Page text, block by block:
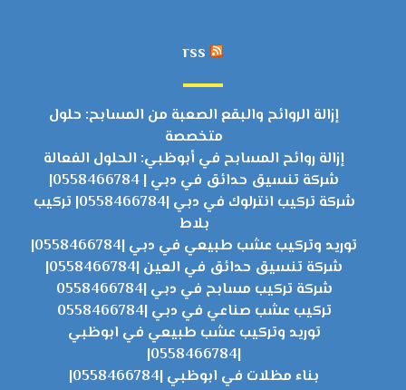
rss
إزالة الروائح والبقع الصعبة من المسابح: حلول
متخصصة
إزالة روائح المسابح في أبوظبي: الحلول الفعالة
شركة تنسيق حدائق في دبي | 0558466784|
شركة تركيب انترلوك في دبي |0558466784| تركيب
بلاط
توريد وتركيب عشب طبيعي في دبي |0558466784|
شركة تنسيق حدائق في العين |0558466784|
شركة تركيب مسابح في دبي |0558466784
تركيب عشب صناعي في دبي |0558466784
توريد وتركيب عشب طبيعي في ابوظبي
|0558466784|
بناء مظلات في ابوظبي |0558466784|